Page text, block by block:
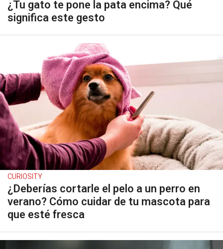
¿Tu gato te pone la pata encima? Qué
significa este gesto
CURIOSITY
¿Deberías cortarle el pelo a un perro en
verano? Cómo cuidar de tu mascota para
que esté fresca